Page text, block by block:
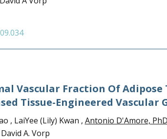
Vascular Fraction Of Adipose
Tissue-Engineered Vascular
, LaiYee (Lily) Kwan , Antonio D'Amore, PhD
A. Vorp